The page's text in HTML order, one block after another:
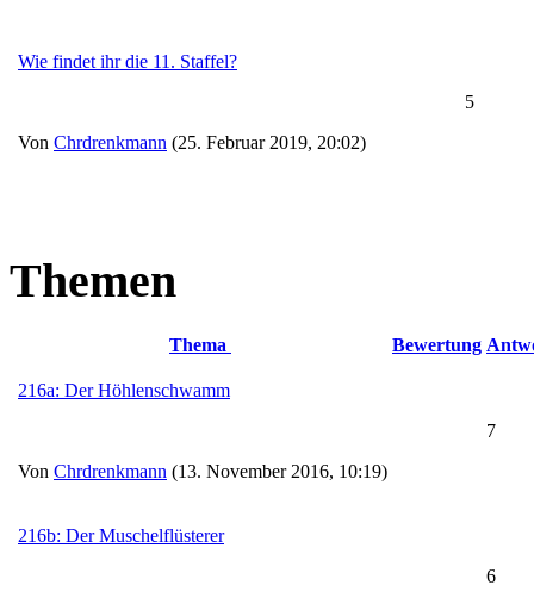
Wie findet ihr die 11. Staffel?
Von Chrdrenkmann (25. Februar 2019, 20:02)
5
Themen
Thema Bewertung
216a: Der Höhlenschwamm
Von Chrdrenkmann (13. November 2016, 10:19)
7
216b: Der Muschelflüsterer
6